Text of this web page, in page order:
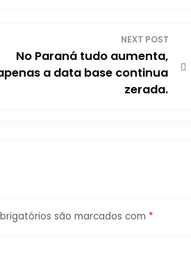
NEXT POST
No Paraná tudo aumenta,
a data base continua
zerada.
são marcados com *